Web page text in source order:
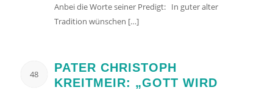
Anbei die Worte seiner Predigt: In guter alter
Tradition wünschen […]
48
PATER CHRISTOPH
KREITMEIR: „GOTT WIRD